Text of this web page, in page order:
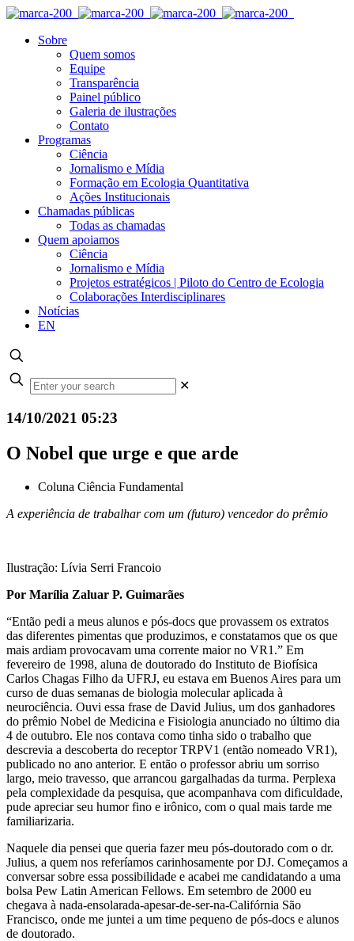
Sobre
Quem somos
Equipe
Transparência
Painel público
Galeria de ilustrações
Contato
Programas
Ciência
Jornalismo e Mídia
Formação em Ecologia Quantitativa
Ações Institucionais
Chamadas públicas
Todas as chamadas
Quem apoiamos
Ciência
Jornalismo e Mídia
Projetos estratégicos | Piloto do Centro de Ecologia
Colaborações Interdisciplinares
Notícias
EN
✕
14/10/2021 05:23
O Nobel que urge e que arde
Coluna Ciência Fundamental
A experiência de trabalhar com um (futuro) vencedor do prêmio
Ilustração: Lívia Serri Francoio
Por Marília Zaluar P. Guimarães
“Então pedi a meus alunos e pós-docs que provassem os extratos
das diferentes pimentas que produzimos, e constatamos que os que
mais ardiam provocavam uma corrente maior no VR1.” Em
fevereiro de 1998, aluna de doutorado do Instituto de Biofísica
Carlos Chagas Filho da UFRJ, eu estava em Buenos Aires para um
curso de duas semanas de biologia molecular aplicada à
neurociência. Ouvi essa frase de David Julius, um dos ganhadores
do prêmio Nobel de Medicina e Fisiologia anunciado no último dia
4 de outubro. Ele nos contava como tinha sido o trabalho que
descrevia a descoberta do receptor TRPV1 (então nomeado VR1),
publicado no ano anterior. E então o professor abriu um sorriso
largo, meio travesso, que arrancou gargalhadas da turma. Perplexa
pela complexidade da pesquisa, que acompanhava com dificuldade,
pude apreciar seu humor fino e irônico, com o qual mais tarde me
familiarizaria.
Naquele dia pensei que queria fazer meu pós-doutorado com o dr.
Julius, a quem nos referíamos carinhosamente por DJ. Começamos a
conversar sobre essa possibilidade e acabei me candidatando a uma
bolsa Pew Latin American Fellows. Em setembro de 2000 eu
chegava à nada-ensolarada-apesar-de-ser-na-Califórnia São
Francisco, onde me juntei a um time pequeno de pós-docs e alunos
de doutorado.